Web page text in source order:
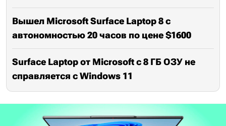
Вышел Microsoft Surface Laptop 8 с
автономностью 20 часов по цене $1600
Surface Laptop от Microsoft с 8 ГБ ОЗУ не
справляется с Windows 11